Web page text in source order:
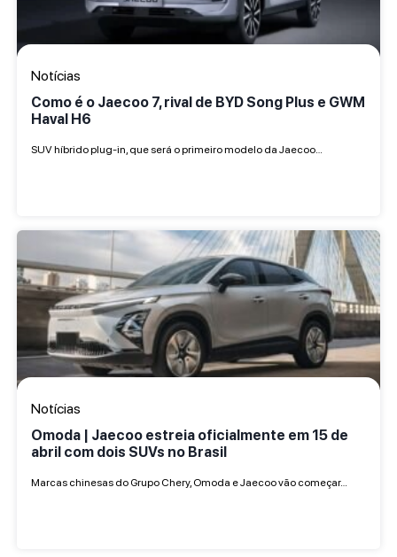
Notícias
Como é o Jaecoo 7, rival de BYD Song Plus e GWM
Haval H6
SUV híbrido plug-in, que será o primeiro modelo da Jaecoo…
Notícias
Omoda | Jaecoo estreia oficialmente em 15 de
abril com dois SUVs no Brasil
Marcas chinesas do Grupo Chery, Omoda e Jaecoo vão começar…